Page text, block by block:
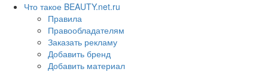
Что такое BEAUTY.net.ru
Правила
Правообладателям
Заказать рекламу
Добавить бренд
Добавить материал